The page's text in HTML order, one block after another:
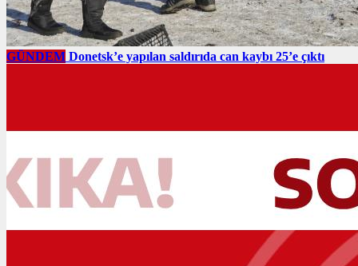
GÜNDEM Donetsk’e yapılan saldırıda can kaybı 25’e çıktı